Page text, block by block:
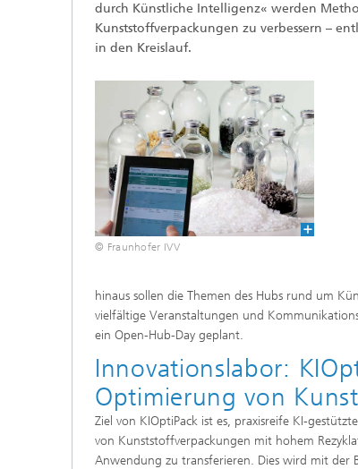
durch Künstliche Intelligenz« werden
Kunststoffverpackungen zu verbessern –
in den Kreislauf.
© Fraunhofer IVV
hinaus sollen die Themen des Hubs rund um
vielfältige Veranstaltungen und
ein Open-Hub-Day geplant.
Innovationslabor:
Optimierung von
Ziel von KIOptiPack ist es, praxisreife KI-
von Kunststoffverpackungen mit hohem
Anwendung zu transferieren. Dies wird mit